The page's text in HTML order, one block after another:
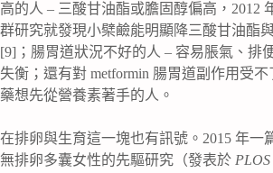
高的人 – 三酸甘油酯或膽固醇偏高，2012
群研究就發現小檗鹼能明顯降三酸甘油酯
[9]；腸胃道狀況不好的人 – 容易脹氣、排
失衡；還有對 metformin 腸胃道副作用受不
藥想先從營養素著手的人。
在排卵與生育這一塊也有訊號。2015 年一
無排卵多囊女性的先驅研究（發表於